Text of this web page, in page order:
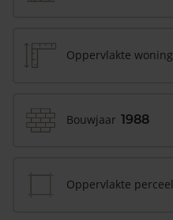
Oppervlakte woning
Bouwjaar 1988
Oppervlakte perceel